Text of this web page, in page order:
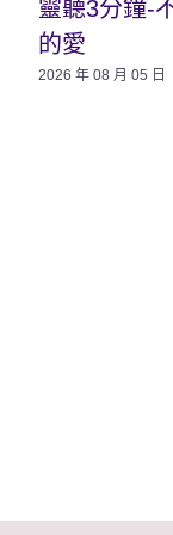
靈聽3分鐘-
的愛
2026 年 08 月 05 日